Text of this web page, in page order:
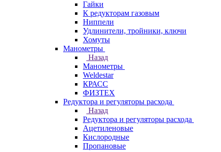
Гайки
К редукторам газовым
Ниппели
Удлинители, тройники, ключи
Хомуты
Манометры
Назад
Манометры
Weldestar
КРАСС
ФИЗТЕХ
Редуктора и регуляторы расхода
Назад
Редуктора и регуляторы расхода
Ацетиленовые
Кислородные
Пропановые